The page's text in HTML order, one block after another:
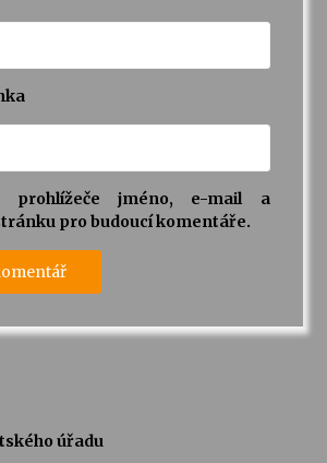
prohlížeče jméno, e-mail a
pro budoucí komentáře.
úřadu